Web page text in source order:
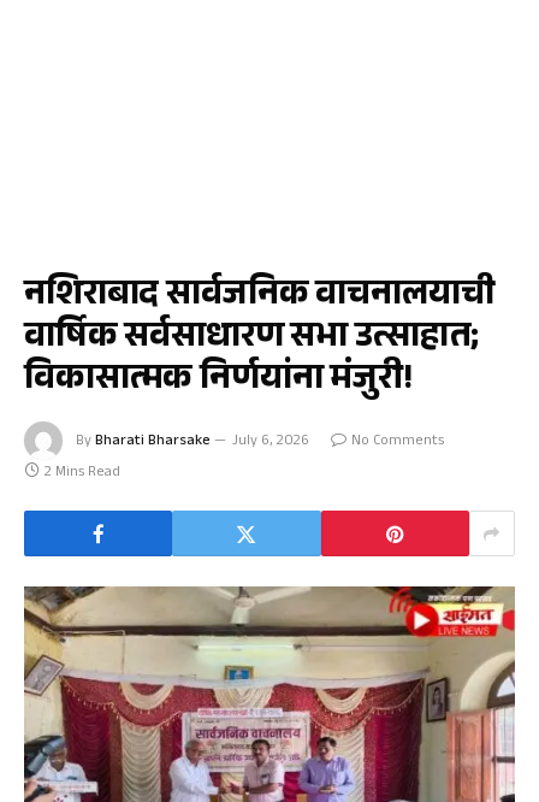
नशिराबाद सार्वजनिक वाचनालयाची
वार्षिक सर्वसाधारण सभा उत्साहात;
विकासात्मक निर्णयांना मंजुरी!
ByBharati Bharsake July 6, 2026
No Comments
2 Mins Read